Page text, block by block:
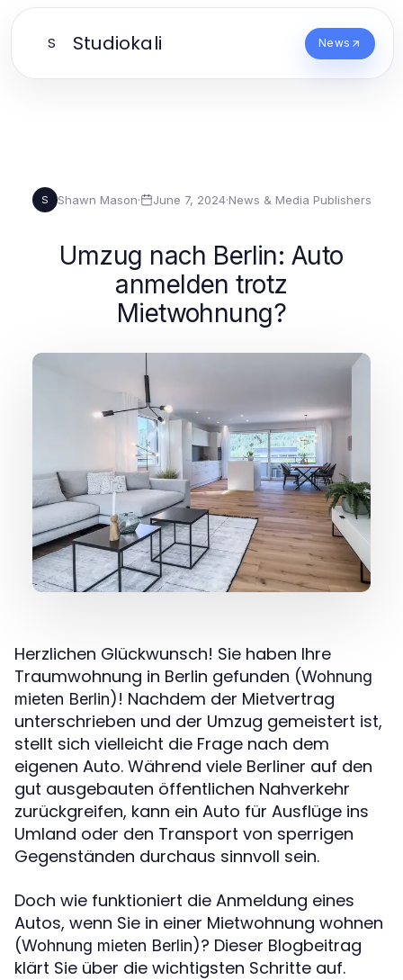
S Studiokali News
S Shawn Mason· June 7, 2024·News & Media Publishers
Umzug nach Berlin: Auto
anmelden trotz
Mietwohnung?
Herzlichen Glückwunsch! Sie haben Ihre
Traumwohnung in Berlin gefunden (Wohnung
mieten Berlin)! Nachdem der Mietvertrag
unterschrieben und der Umzug gemeistert ist,
stellt sich vielleicht die Frage nach dem
eigenen Auto. Während viele Berliner auf den
gut ausgebauten öffentlichen Nahverkehr
zurückgreifen, kann ein Auto für Ausflüge ins
Umland oder den Transport von sperrigen
Gegenständen durchaus sinnvoll sein.
Doch wie funktioniert die Anmeldung eines
Autos, wenn Sie in einer Mietwohnung wohnen
(Wohnung mieten Berlin)? Dieser Blogbeitrag
klärt Sie über die wichtigsten Schritte auf.